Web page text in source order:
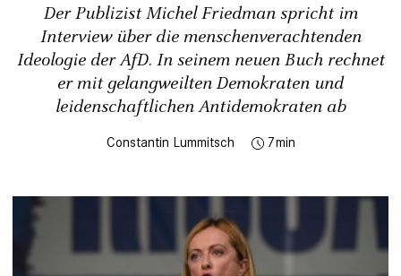
Der Publizist Michel Friedman spricht im
Interview über die menschenverachtenden
Ideologie der AfD. In seinem neuen Buch rechnet
er mit gelangweilten Demokraten und
leidenschaftlichen Antidemokraten ab
Constantin Lummitsch 7